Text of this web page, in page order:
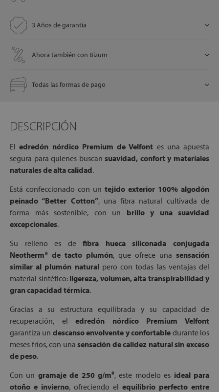
3 Años de garantía
Ahora también con Bizum
Todas las formas de pago
DESCRIPCIÓN
Eledredón nórdico Premium de Velfont es una apuesta
segura para quienes buscansuavidad, confort y materiales
naturales de alta calidad.
Está confeccionado con un tejido exterior 100% algodón
peinado “Better Cotton”, una fibra natural cultivada de
forma más sostenible, con un brillo y una suavidad
excepcionales.
Su relleno es defibra hueca siliconada conjugada
Neotherm® de tacto plumón, que ofrece una sensación
similar al plumón naturalpero con todas las ventajas del
material sintético: ligereza, volumen, alta transpirabilidad y
gran capacidad térmica.
Gracias a su estructura equilibrada y su capacidad de
recuperación, eledredón nórdico Premium Velfont
garantiza un descanso envolvente y confortable durante los
meses fríos, con unasensación de calidez natural sin exceso
de peso.
Con un gramaje de 250 g/m², este modelo es ideal para
otoño e invierno, ofreciendo el equilibrio perfecto entre